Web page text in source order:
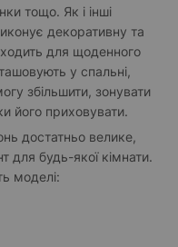
тощо. Як і інші
декоративну та
для щоденного
у спальні,
збільшити, зонувати
його приховувати.
достатньо велике,
для будь-якої кімнати.
моделі: